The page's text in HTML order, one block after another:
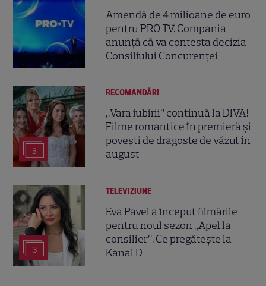
Amendă de 4 milioane de euro
pentru PRO TV. Compania
anunță că va contesta decizia
Consiliului Concurenței
5
RECOMANDĂRI
„Vara iubirii” continuă la DIVA!
Filme romantice în premieră și
povești de dragoste de văzut în
august
3
TELEVIZIUNE
Eva Pavel a început filmările
pentru noul sezon „Apel la
consilier”. Ce pregătește la
Kanal D